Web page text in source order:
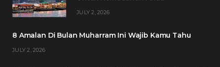
JULY 2, 2026
8 Amalan Di Bulan Muharram Ini Wajib Kamu Tahu
JULY 2, 2026